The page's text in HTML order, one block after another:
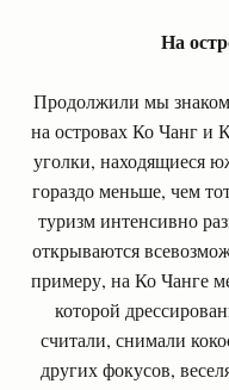
На
Продолжили мы
на островах Ко Чанг и
уголки, находящиеся
гораздо меньше, чем
туризм интенсивно
открываются
примеру, на Ко Чанге
которой
считали, снимали
других фокусов,